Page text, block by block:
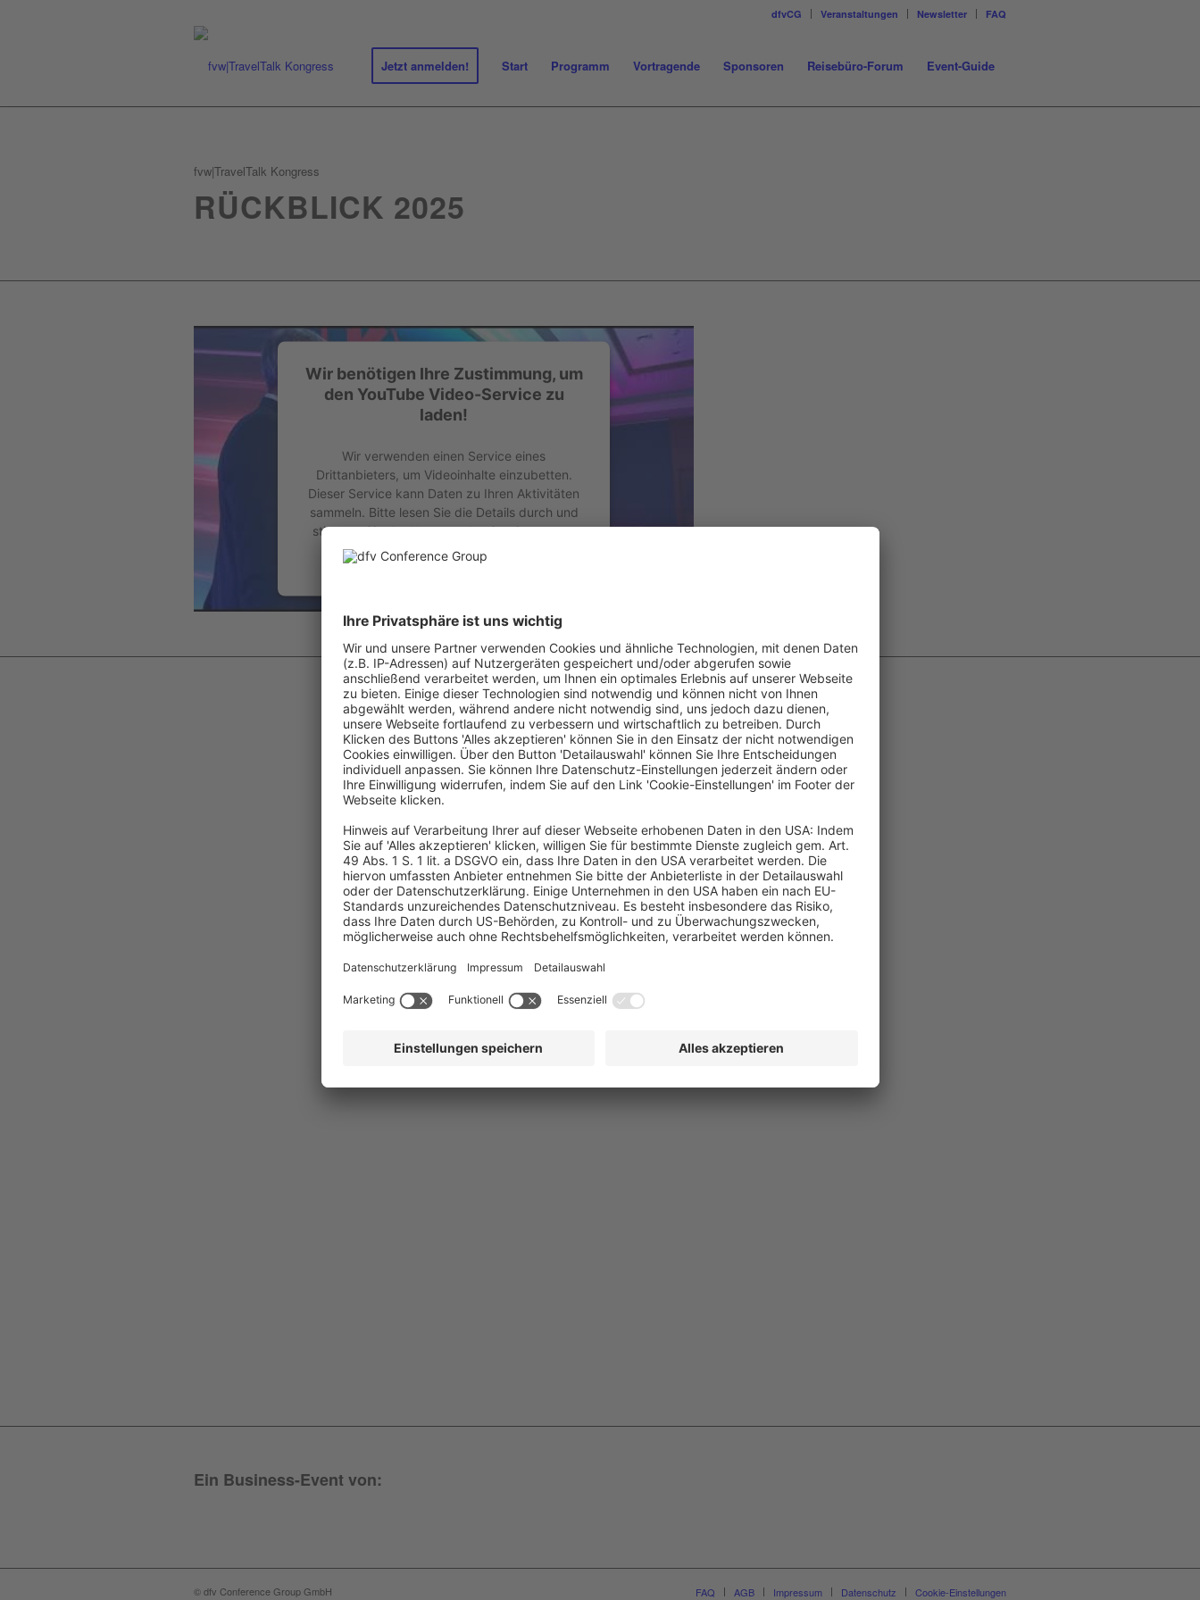
dfvCG Veranstaltungen Newsletter FAQ
Jetzt anmelden! Start Programm Vortragende Sponsoren Reisebüro-Forum Event-Guide
fvw|TravelTalk Kongress
RÜCKBLICK 2025
Wir benötigen Ihre Zustimmung, um
den YouTube Video-Service zu
laden!
Wir verwenden einen Service eines
Drittanbieters, um Videoinhalte einzubetten.
Dieser Service kann Daten zu Ihren Aktivitäten
sammeln. Bitte lesen Sie die Details durch und
stimmen Sie der Nutzung des Service zu, um
dieses Video anzusehen.
Ein Business-Event von:
© dfv Conference Group GmbH FAQ AGB Impressum Datenschutz Cookie-Einstellungen